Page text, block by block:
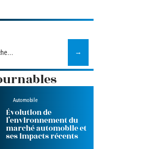
Automobile
Évolution de
l’environnement du
marché automobile et
ses impacts récents